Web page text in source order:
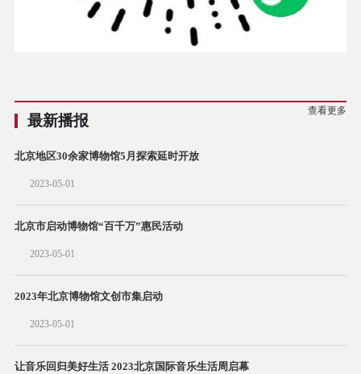
最新播报
查看更多
北京地区30余家博物馆5月探索延时开放
2023-05-01
北京市启动博物馆“百千万”惠民活动
2023-05-01
2023年北京博物馆文创市集启动
2023-05-01
让音乐回归美好生活 2023北京国际音乐生活周启幕